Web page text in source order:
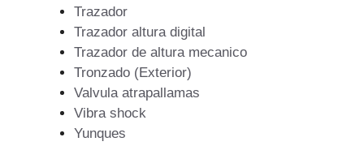
Trazador
Trazador altura digital
Trazador de altura mecanico
Tronzado (Exterior)
Valvula atrapallamas
Vibra shock
Yunques